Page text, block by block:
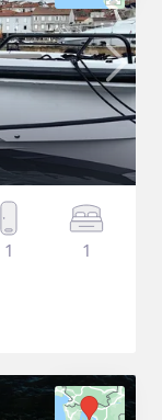
1 1